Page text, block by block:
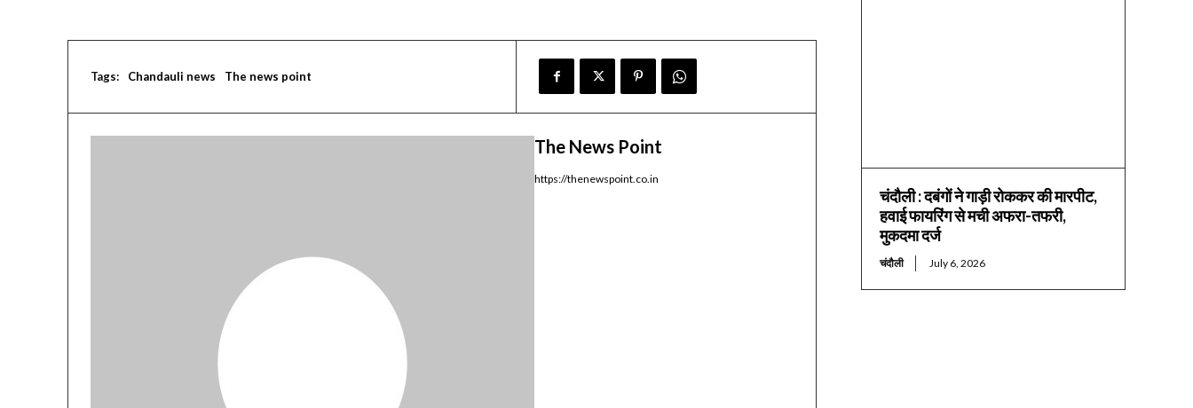
Tags: Chandauli news The news point
The News Point
https://thenewspoint.co.in
चंदौली : दबंगों ने गाड़ी रोककर की मारपीट,
हवाई फायरिंग से मची अफरा-तफरी,
मुकदमा दर्ज
चंदौली July 6, 2026